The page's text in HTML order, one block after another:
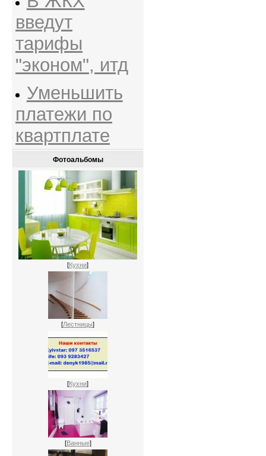
введут
тарифы
"эконом", итд
Уменьшить
платежи по
квартплате
Фотоальбомы
[Кухни]
[Лестницы]
[Кухни]
[Ванные]